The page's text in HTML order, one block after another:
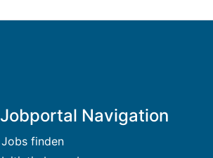
Jobportal Navigation
Jobs finden